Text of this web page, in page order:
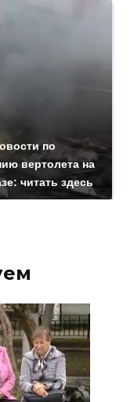
по
вертолета на
читать здесь